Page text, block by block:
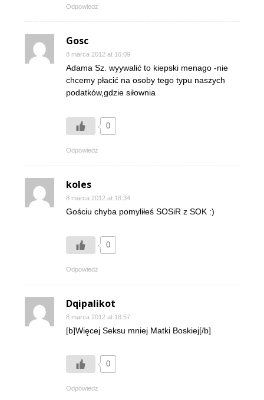
Odpowiedz
Gosc
8 marca 2012 at 16:09
Adama Sz. wyywalić to kiepski menago -nie
chcemy płacić na osoby tego typu naszych
podatków,gdzie siłownia
0
Odpowiedz
koles
8 marca 2012 at 18:34
Gościu chyba pomyliłeś SOSiR z SOK :)
0
Odpowiedz
Dqipalikot
8 marca 2012 at 18:57
[b]Więcej Seksu mniej Matki Boskiej[/b]
0
Odpowiedz